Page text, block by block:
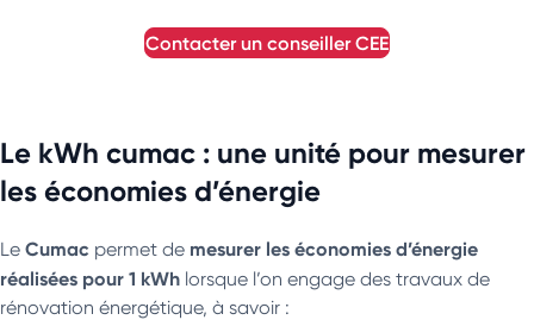
contacter un conseillerCEE
Le kWh cumac : une unité pour mesurer
les économies d’énergie
Le Cumac permet de mesurer les économies d’énergie
réalisées pour 1 kWh lorsque l’on engage des travaux de
rénovation énergétique, à savoir :